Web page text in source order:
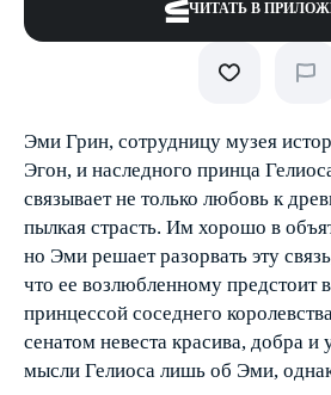
ЧИТАТЬ В
Эми Грин, сотрудницу музея
Эгон, и наследного принца
связывает не только любовь к
пылкая страсть. Им хорошо в
но Эми решает разорвать эту
что ее возлюбленному предстоит
принцессой соседнего
сенатом невеста красива, добра и
мысли Гелиоса лишь об Эми,